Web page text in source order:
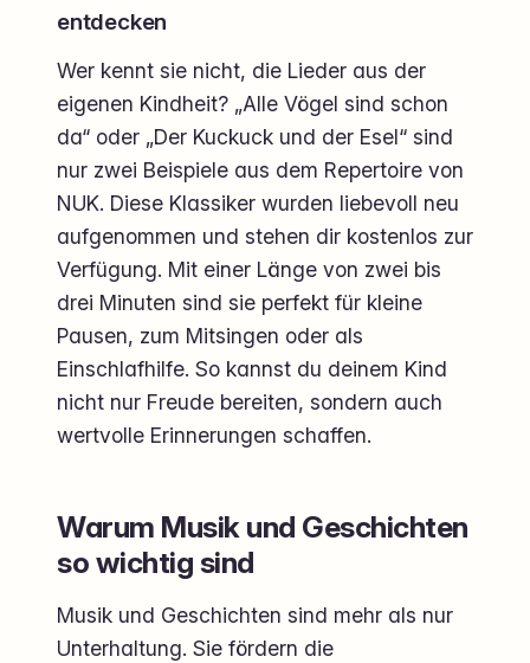
entdecken
Wer kennt sie nicht, die Lieder aus der
eigenen Kindheit? „Alle Vögel sind schon
da“ oder „Der Kuckuck und der Esel“ sind
nur zwei Beispiele aus dem Repertoire von
NUK. Diese Klassiker wurden liebevoll neu
aufgenommen und stehen dir kostenlos zur
Verfügung. Mit einer Länge von zwei bis
drei Minuten sind sie perfekt für kleine
Pausen, zum Mitsingen oder als
Einschlafhilfe. So kannst du deinem Kind
nicht nur Freude bereiten, sondern auch
wertvolle Erinnerungen schaffen.
Warum Musik und Geschichten
so wichtig sind
Musik und Geschichten sind mehr als nur
Unterhaltung. Sie fördern die